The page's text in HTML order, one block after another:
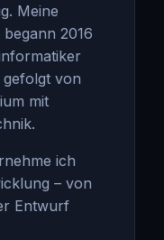
Meine
2016
von
mit
ich
– von
Entwurf